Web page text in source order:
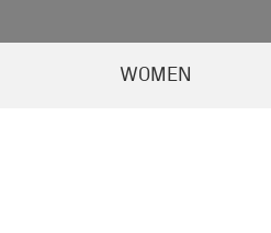
WOMEN